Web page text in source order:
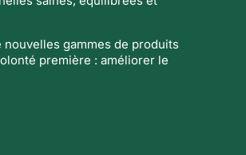
gammes de produits
première : améliorer le